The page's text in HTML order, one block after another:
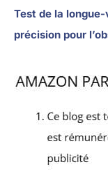
Test de la
précision pour